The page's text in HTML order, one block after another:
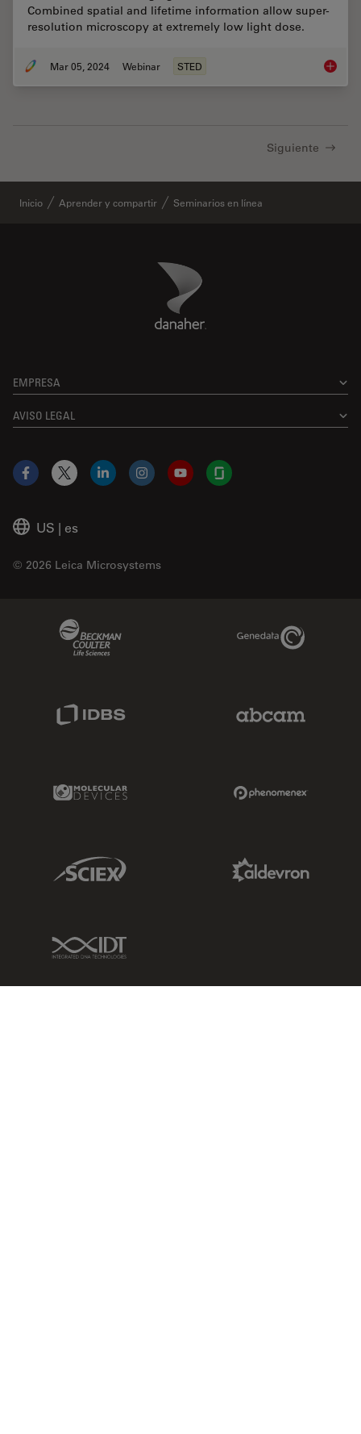
Combined spatial and lifetime information allow super-
resolution microscopy at extremely low light dose.
Mar 05, 2024 Webinar STED
Siguiente
Inicio Aprender y compartir Seminarios en línea
Danaher Logo
EMPRESA
AVISO LEGAL
US | es
© 2026 Leica Microsystems
Facebook
X LinkedInInstagramYouTubeGlassdoor
Genedata Link
Molecular Devices Link
Sciex Link
IDT Link